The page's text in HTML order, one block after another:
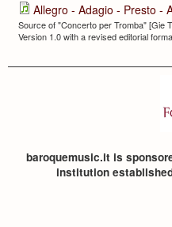
Allegro - Adagio - Presto -
Source of "Concerto per Tromba" [Gie
Version 1.0 with a revised editorial
baroquemusic.it is
institution